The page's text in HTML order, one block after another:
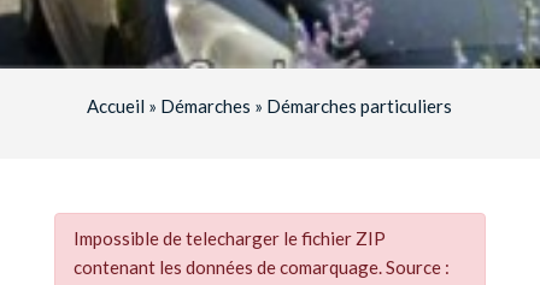
Accueil » Démarches » Démarches particuliers
Impossible de telecharger le fichier ZIP
contenant les données de comarquage. Source :